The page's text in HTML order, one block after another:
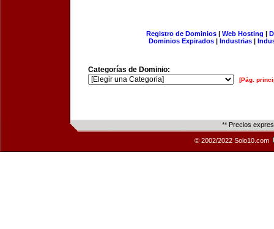
Registro de Dominios| Web Hosting |
Dominios Expirados | Industrias |
Categorías de Dominio:
[Pág.
** Precios
© 2002/2022 Solo10.com